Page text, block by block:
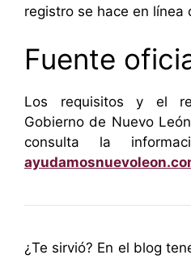
registro se hace en línea
Fuente
Los requisitos y el
Gobierno de Nuevo
consulta la
¿Te sirvió? En el blog